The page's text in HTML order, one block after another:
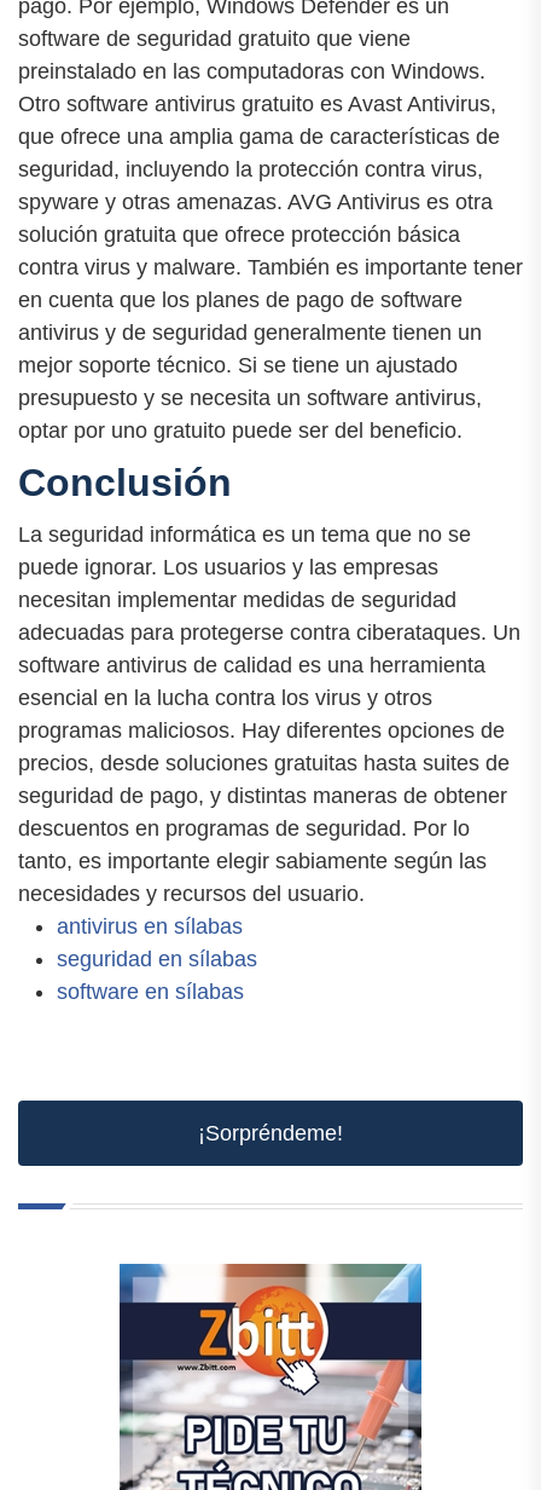
pago. Por ejemplo, Windows Defender es un
software de seguridad gratuito que viene
preinstalado en las computadoras con Windows.
Otro software antivirus gratuito es Avast Antivirus,
que ofrece una amplia gama de características de
seguridad, incluyendo la protección contra virus,
spyware y otras amenazas. AVG Antivirus es otra
solución gratuita que ofrece protección básica
contra virus y malware. También es importante tener
en cuenta que los planes de pago de software
antivirus y de seguridad generalmente tienen un
mejor soporte técnico. Si se tiene un ajustado
presupuesto y se necesita un software antivirus,
optar por uno gratuito puede ser del beneficio.
Conclusión
La seguridad informática es un tema que no se
puede ignorar. Los usuarios y las empresas
necesitan implementar medidas de seguridad
adecuadas para protegerse contra ciberataques. Un
software antivirus de calidad es una herramienta
esencial en la lucha contra los virus y otros
programas maliciosos. Hay diferentes opciones de
precios, desde soluciones gratuitas hasta suites de
seguridad de pago, y distintas maneras de obtener
descuentos en programas de seguridad. Por lo
tanto, es importante elegir sabiamente según las
necesidades y recursos del usuario.
antivirus en sílabas
seguridad en sílabas
software en sílabas
¡Sorpréndeme!